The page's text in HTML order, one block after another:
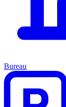
Bureau